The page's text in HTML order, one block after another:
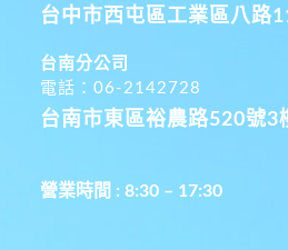
台中市西屯區工業區八路
台南分公司
電話：06-2142728
台南市東區裕農路520號3
營業時間 : 8:30 – 17:30